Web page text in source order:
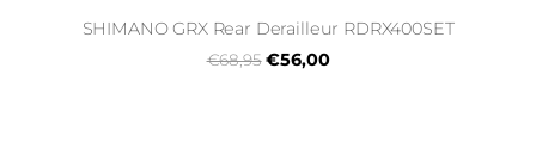
SHIMANO GRX Rear Derailleur RDRX400SET
€68,95 €56,00